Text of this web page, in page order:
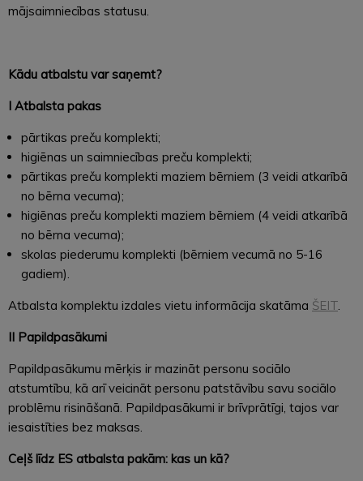
mājsaimniecības statusu.
Kādu atbalstu var saņemt?
I Atbalsta pakas
pārtikas preču komplekti;
higiēnas un saimniecības preču komplekti;
pārtikas preču komplekti maziem bērniem (3 veidi atkarībā
no bērna vecuma);
higiēnas preču komplekti maziem bērniem (4 veidi atkarībā
no bērna vecuma);
skolas piederumu komplekti (bērniem vecumā no 5-16
gadiem).
Atbalsta komplektu izdales vietu informācija skatāma ŠEIT
II Papildpasākumi
Papildpasākumu mērķis ir mazināt personu sociālo
atstumtību, kā arī veicināt personu patstāvību savu sociālo
problēmu risināšanā. Papildpasākumi ir brīvprātīgi, tajos var
iesaistīties bez maksas.
Ceļš līdz ES atbalsta pakām: kas un kā?